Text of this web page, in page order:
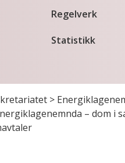
Regelverk
Statistikk
>
– dom i